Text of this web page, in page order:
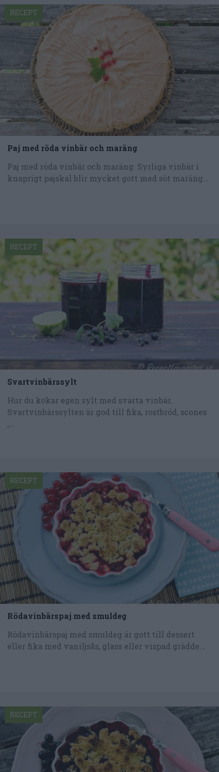
Paj med röda vinbär och maräng
Paj med röda vinbär och maräng. Syrliga vinbär i
knaprigt pajskal blir mycket gott med söt maräng...
RECEPT
Svartvinbärssylt
Hur du kokar egen sylt med svarta vinbär.
Svartvinbärssylten är god till fika, rostbröd, scones
,...
RECEPT
Rödavinbärspaj med smuldeg
Rödavinbärspaj med smuldeg är gott till dessert
eller fika med vaniljsås, glass eller vispad grädde...
RECEPT
RECEPT